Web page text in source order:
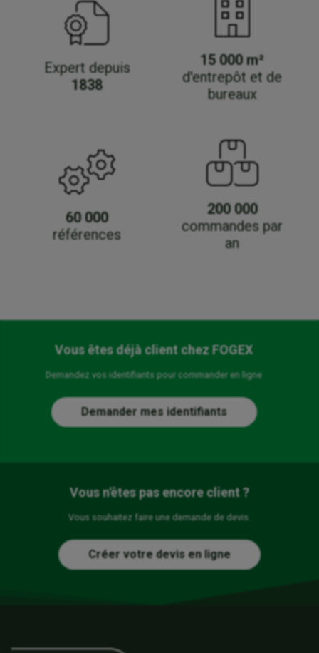
Expert depuis
1838
15 000 m²
d'entrepôt et de
bureaux
60 000
références
200 000
commandes par
an
Vous êtes déjà client chez FOGEX
Demandez vos identifiants pour commander en ligne
Demander mes identifiants
Vous n'êtes pas encore client ?
Vous souhaitez faire une demande de devis.
Créer votre devis en ligne